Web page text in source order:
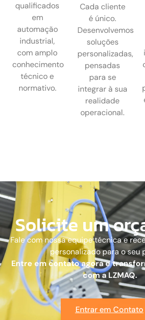
qualificados
em
automação
industrial,
com amplo
conhecimento
técnico e
normativo.
Cada cliente
é único.
Desenvolvemos
soluções
personalizadas,
pensadas
para se
integrar à sua
realidade
operacional.
Solicite um
Fale com nossa equipe técnica e
personalizado para o seu
Entre em contato agora e
com a LZMAQ.
Entrar em Contato